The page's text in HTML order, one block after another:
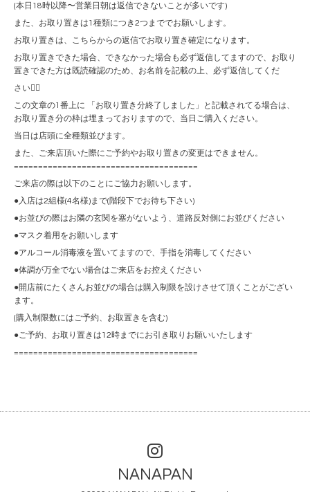
(本日18時以降〜営業日朝は返信できないことが多いです)
また、お取り置きは1種類につき2つまででお願いします。
お取り置きは、こちらからの返信でお取り置き確定になります。
お取り置きできた場合、できなかった場合も必ず返信してますので、お取り
置きできた方は既読確認のため、お名前を記載の上、必ず返信してくだ
さい🙇‍♀️
この文章の1番上に 「お取り置き分終了しました」と記載されてる場合は、
お取り置き分の枠は埋まっておりますので、当日ご購入ください。
当日は店頭に全種類並びます。
また、ご来店頂いた際にご予約やお取り置きの変更はできません。
======================================
ご来店の際は以下のことにご協力お願いします。
●入店は2組様(4名様)まで(階段下でお待ち下さい)
●お並びの際はお隣の玄関を塞がないよう、道路反対側にお並びください
●マスク着用をお願いします
●アルコール消毒液を置いてますので、手指を消毒してください
●体調が万全でない場合はご来店をお控えください
●開店前にたくさんお並びの場合は購入制限を設けさせて頂くことがござい
ます。
(購入制限数にはご予約、お取置きを含む)
●ご予約、お取り置きは12時までにお引き取りお願いいたします
======================================
NANAPAN